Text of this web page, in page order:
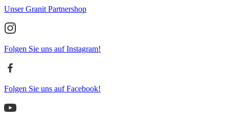
Unser Granit Partnershop
Folgen Sie uns auf Instagram!
Folgen Sie uns auf Facebook!